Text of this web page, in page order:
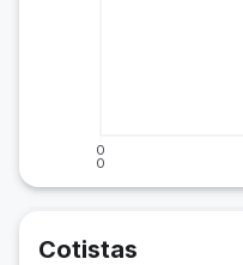
0
0
Cotistas